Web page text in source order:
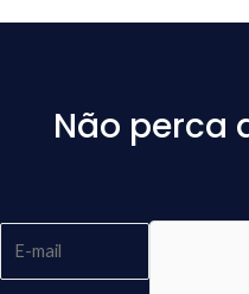
Não perca